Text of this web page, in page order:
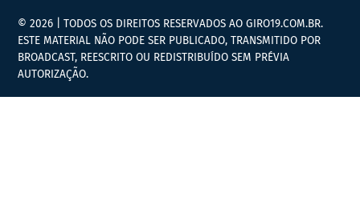
© 2026 | TODOS OS DIREITOS RESERVADOS AO GIRO19.COM.BR.
ESTE MATERIAL NÃO PODE SER PUBLICADO, TRANSMITIDO POR
BROADCAST, REESCRITO OU REDISTRIBUÍDO SEM PRÉVIA
AUTORIZAÇÃO.